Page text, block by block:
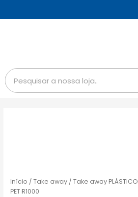
Início /Take away /Take away PLÁSTICO
PET R1000